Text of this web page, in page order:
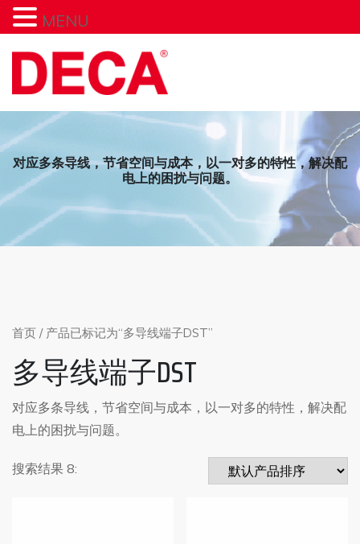
content
对应多条导线，节省空间与成本，以一对多的特性，解决配
电上的困扰与问题。
首页 / 产品已标记为“多导线端子DST”
多导线端子DST
对应多条导线，节省空间与成本，以一对多的特性，解决配
电上的困扰与问题。
搜索结果 8:
MENU